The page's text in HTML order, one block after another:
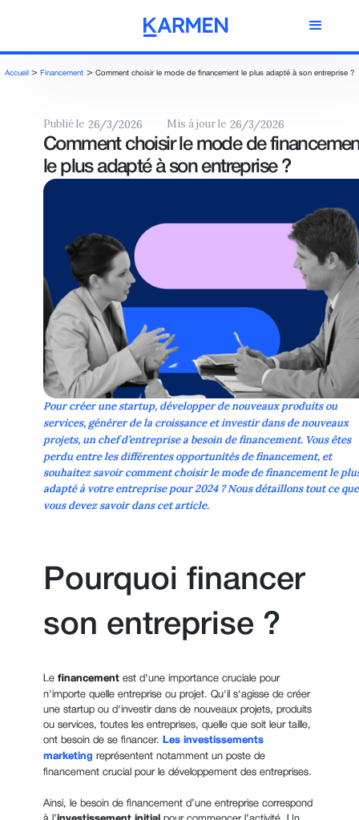
Accueil > Financement > Comment choisir le mode de financement le plus adapté à son entreprise ?
Publié le 26/3/2026 Mis à jour le 26/3/2026
Comment choisir le mode de
le plus adapté à son entreprise ?
Pour créer unestartup, développer de nouveaux produits ou
services, générer de la croissanceet investir dans de nouveaux
projets, un chef d’entreprise a besoin definancement. Vous êtes
perdu entre les différentes opportunités de financement, et
souhaitez savoir comment choisir le mode de financement le
adapté à votre entreprise pour2024? Nous détaillons tout ce que
vous devez savoir dans cet article.
Pourquoi financer
son entreprise ?
Le financement est d'une importance cruciale pour
n'importe quelle entreprise ou projet. Qu'il s'agisse de créer
une startup ou d'investir dans de nouveaux projets, produits
ou services, toutes les entreprises, quelle que soit leur taille,
ont besoin de se financer. Les investissements
marketing représentent notamment un poste de
financement crucial pour le développement des entreprises.
Ainsi, le besoin de financement d’une entreprise correspond